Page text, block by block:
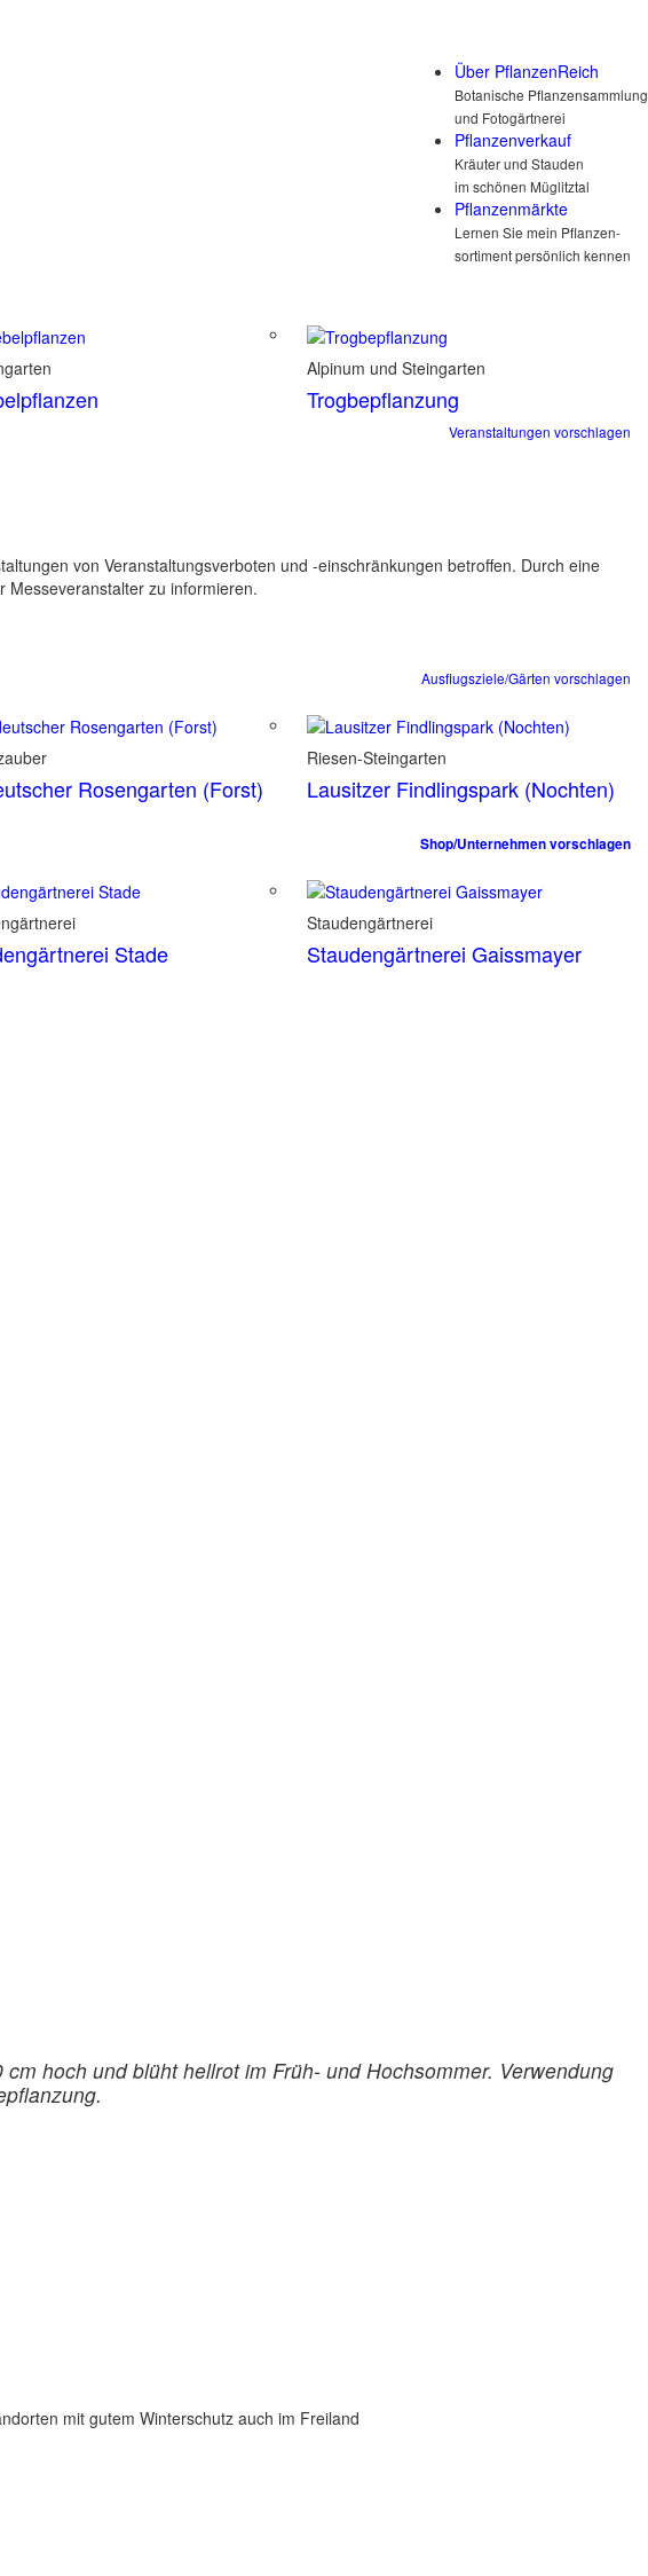
Über PflanzenReich
Botanische Pflanzensammlung
und Fotogärtnerei
Pflanzenverkauf
Kräuter und Stauden
im schönen Müglitztal
Pflanzenmärkte
Lernen Sie mein Pflanzen-
sortiment persönlich kennen
Alpinum und Steingarten
Trogbepflanzung
Veranstaltungen vorschlagen
von Veranstaltungsverboten und -einschränkungen betroffen. Durch eine
Messeveranstalter zu informieren.
Ausflugsziele/Gärten vorschlagen
Rosengarten (Forst)
Riesen-Steingarten
Lausitzer Findlingspark (Nochten)
Shop/Unternehmen vorschlagen
Stade
Staudengärtnerei
Staudengärtnerei Gaissmayer
hoch und blüht hellrot im Früh- und Hochsommer. Verwendung
mit gutem Winterschutz auch im Freiland